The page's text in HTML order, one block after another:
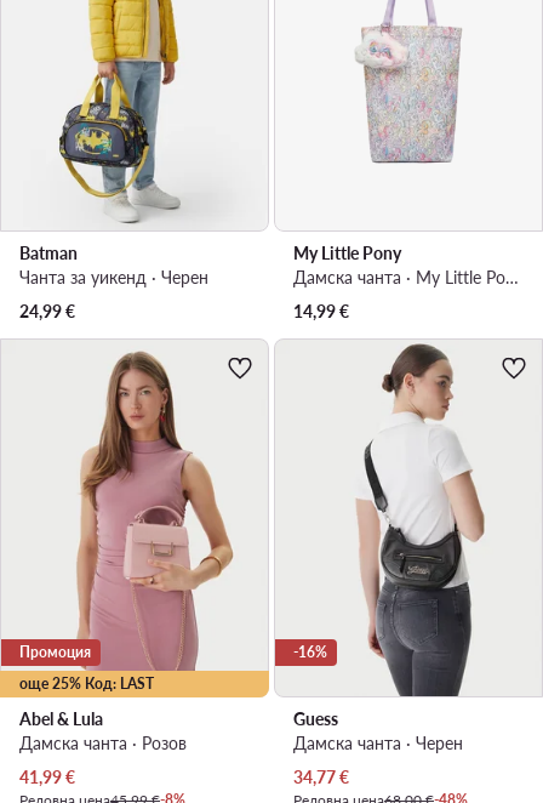
Batman
Чанта за уикенд · Черен
24,99€
My Little Pony
Дамска чанта · My Little Pony · Цветен
14,99€
още 25% Код: LAST
Промоция
Abel & Lula
Дамска чанта · Розов
Актуална цена
41,99€
-16%
Guess
Дамска чанта · Черен
Актуална цена
34,77€